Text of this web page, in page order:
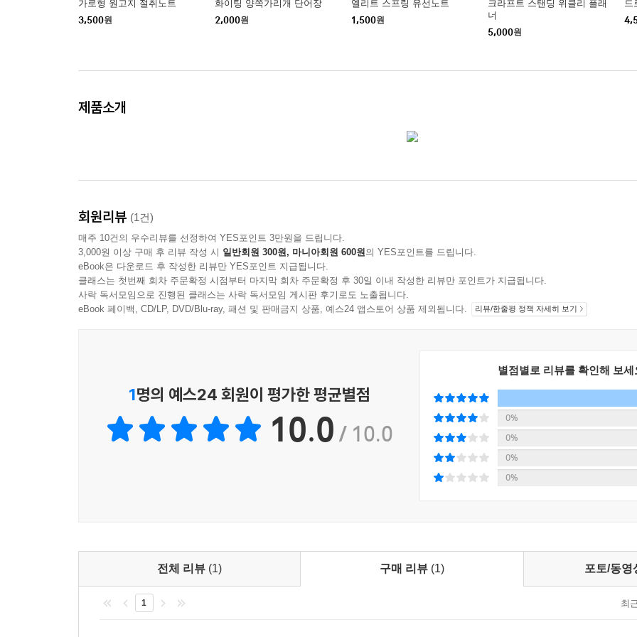
가로형 원고지 절취노트
3,500원
화이팅 양쪽가리개 단어장
2,000원
엘리트 스프링 유선노트
1,500원
크라프트 스탠딩 위클리 플래
너
5,000원
드
제품소개
회원리뷰 (1건)
매주 10건의 우수리뷰를 선정하여 YES포인트 3만원을 드립니다.
3,000원 이상 구매 후 리뷰 작성 시 일반회원 300원, 마니아회원 600원의 YES포인트를 드립니다.
eBook은 다운로드 후 작성한 리뷰만 YES포인트 지급됩니다.
클래스는 첫번째 회차 주문확정 시점부터 마지막 회차 주문확정 후 30일 이내 작성한 리뷰만 포인트가 지급됩니다.
사락 독서모임으로 진행된 클래스는 사락 독서모임 게시판 후기로도 노출됩니다.
eBook 페이백, CD/LP, DVD/Blu-ray, 패션 및 판매금지 상품, 예스24 앱스토어 상품 제외됩니다.
리뷰/한줄평 정책 자세히 보기
1명의 예스24 회원이 평가한 평균별점
10.0 / 10.0
별점별로 리뷰를 확인해 보세
0%
0%
0%
0%
전체 리뷰 (1) 구매 리뷰 (1) 포토/동영
1 최